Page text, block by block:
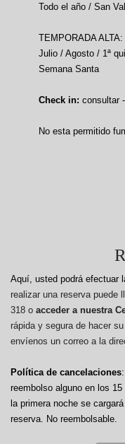
Todo el año / San
TEMPORADA ALTA:
Julio / Agosto / 1ª
Semana Santa
Check in: consultar -
No esta permitido
Aquí, usted podrá efectuar
realizar una reserva puede
318 o acceder a nuestra
rápida y segura de hacer
envíenos un correo a la
Política de cancelaciones
reembolso alguno en los
la primera noche se
reserva. No reembolsable.